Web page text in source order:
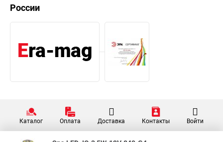
России
Каталог Оплата Доставка Контакты Войти